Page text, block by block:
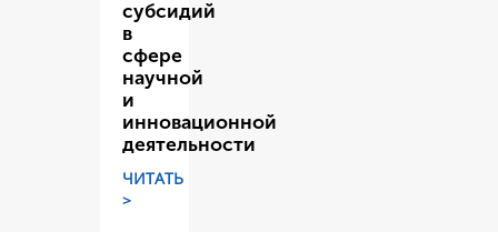
субсидий
в
сфере
научной
и
инновационной
деятельности
ЧИТАТЬ
>